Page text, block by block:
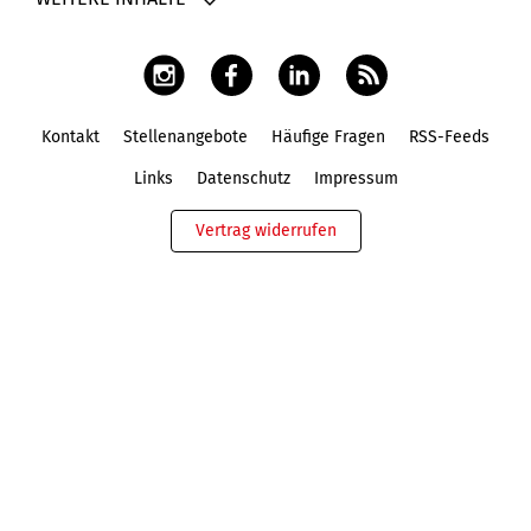
Kontakt Stellenangebote Häufige Fragen RSS-Feeds
Links Datenschutz Impressum
Vertrag widerrufen